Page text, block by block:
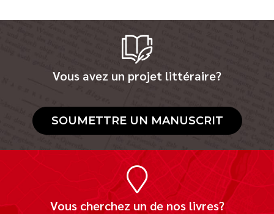
Vous avez un projet littéraire?
SOUMETTRE UN MANUSCRIT
Vous cherchez un de nos livres?